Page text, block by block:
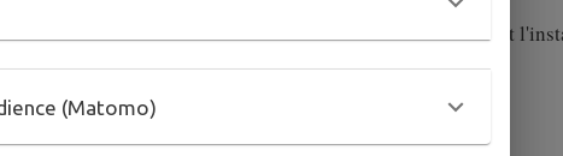
réalisations concrètes avec des équipements modernisés et
(Matomo)